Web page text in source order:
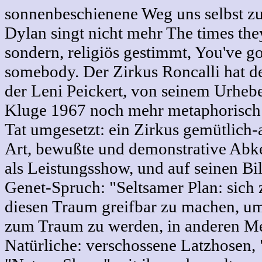
sonnenbeschienene Weg uns selbst
Dylan singt nicht mehr The times
sondern, religiös gestimmt, You've
somebody. Der Zirkus Roncalli hat
der Leni Peickert, von seinem
Kluge 1967 noch mehr
Tat umgesetzt: ein Zirkus
Art, bewußte und demonstrative
als Leistungsshow, und auf seinen
Genet-Spruch: "Seltsamer Plan: sich
diesen Traum greifbar zu machen,
zum Traum zu werden, in anderen
Natürliche: verschossene